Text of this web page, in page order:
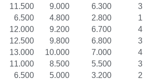
9.000
11.500
14.000
4.800
6.500
8.500
9.200
12.000
15.000
9.800
12.500
15.000
10.000
13.000
15.500
8.500
11.000
14.000
5.000
6.500
8.500